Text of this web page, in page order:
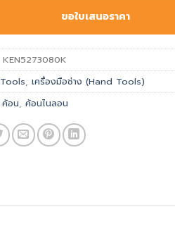
ขอใบเสนอราคา
KEN5273080K
Tools, เครื่องมือช่าง (Hand Tools)
ค้อน, ค้อนไนลอน